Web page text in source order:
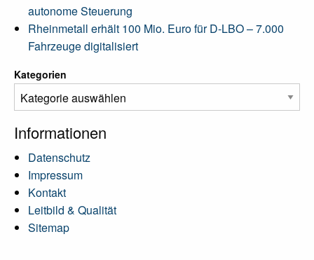
autonome Steuerung
Rheinmetall erhält 100 Mio. Euro für D-LBO – 7.000
Fahrzeuge digitalisiert
Kategorien
Informationen
Datenschutz
Impressum
Kontakt
Leitbild & Qualität
Sitemap